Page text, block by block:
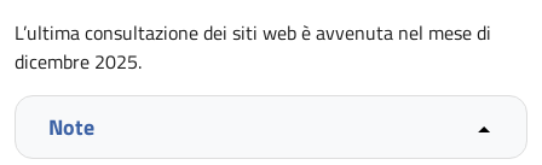
L’ultima consultazione dei siti web è avvenuta nel mese di
dicembre 2025.
Note